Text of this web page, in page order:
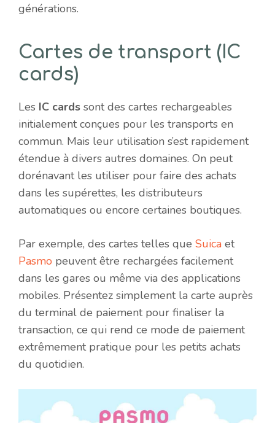
générations.
Cartes de transport (IC
cards)
Les IC cards sont des cartes rechargeables
initialement conçues pour les transports en
commun. Mais leur utilisation s’est rapidement
étendue à divers autres domaines. On peut
dorénavant les utiliser pour faire des achats
dans les supérettes, les distributeurs
automatiques ou encore certaines boutiques.
Par exemple, des cartes telles que Suica et
Pasmo peuvent être rechargées facilement
dans les gares ou même via des applications
mobiles. Présentez simplement la carte auprès
du terminal de paiement pour finaliser la
transaction, ce qui rend ce mode de paiement
extrêmement pratique pour les petits achats
du quotidien.